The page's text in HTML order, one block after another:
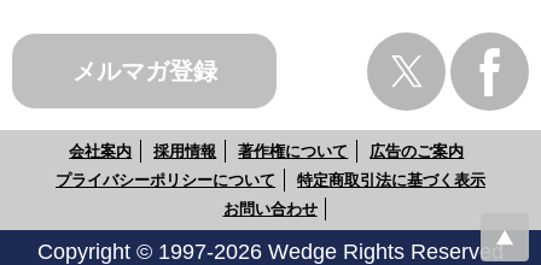
メルマガ登録
会社案内 採用情報 著作権について
広告のご案内
プライバシーポリシーについて
特定商取引法に基づく表示
お問い合わせ
Copyright © 1997-2026 Wedge Rights Reserved